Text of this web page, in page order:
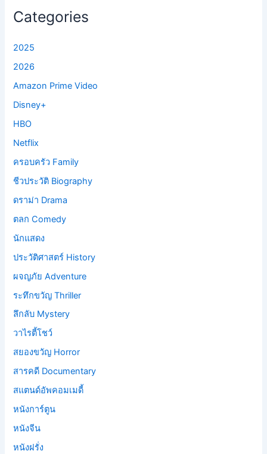
Categories
2025
2026
Amazon Prime Video
Disney+
HBO
Netflix
ครอบครัว Family
ชีวประวัติ Biography
ดราม่า Drama
ตลก Comedy
นักแสดง
ประวัติศาสตร์ History
ผจญภัย Adventure
ระทึกขวัญ Thriller
ลึกลับ Mystery
วาไรตี้โชว์
สยองขวัญ Horror
สารคดี Documentary
สแตนด์อัพคอมเมดี้
หนังการ์ตูน
หนังจีน
หนังฝรั่ง